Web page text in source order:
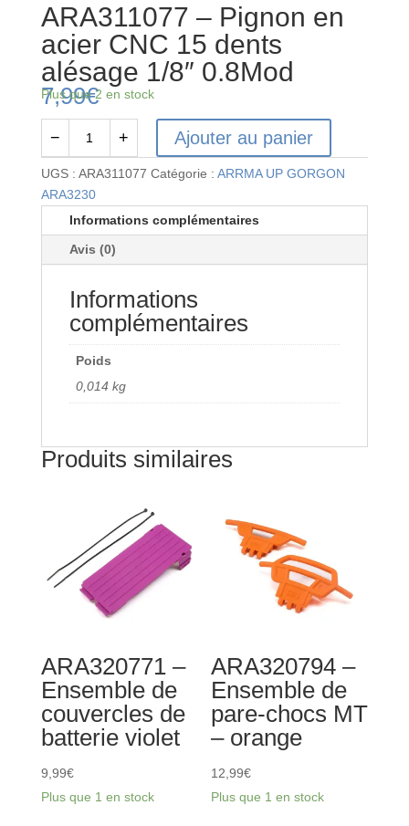
ARA311077 – Pignon en
acier CNC 15 dents
alésage 1/8″ 0.8Mod
7,99€
Plus que 2 en stock
quantité
de
ARA311077
-
dents
alésage
− + Ajouter au panier
UGS : ARA311077 Catégorie : ARRMA UP GORGON
ARA3230
Informations complémentaires
Avis (0)
Informations
complémentaires
Poids
0,014 kg
Produits similaires
ARA320771 –
Ensemble de
couvercles de
batterie violet
9,99€
Plus que 1 en stock
ARA320794 –
Ensemble de
pare-chocs MT
– orange
12,99€
Plus que 1 en stock